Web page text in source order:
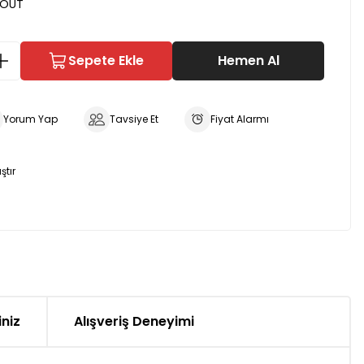
Sepete Ekle Hemen Al
Yorum Yap Tavsiye Et Fiyat Alarmı
Alışveriş Deneyimi